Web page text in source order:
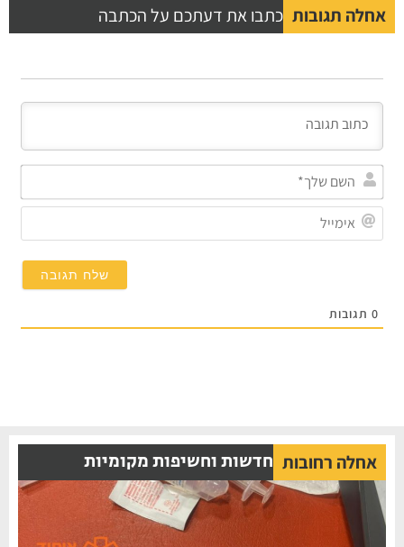
תגובות כתבו את דעתכם על הכתבה
תגובות
אחלה רחובות חדשות וחשיפות מקומיות